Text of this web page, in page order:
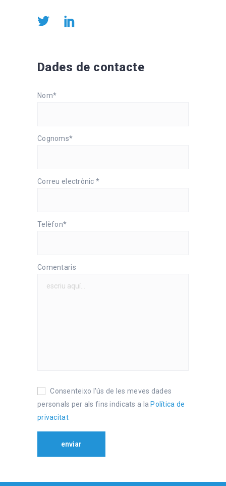
Dades de contacte
Nom*
Cognoms*
Correu electrònic *
Telèfon*
Comentaris
Consenteixo l'ús de les meves dades
personals per als fins indicats a la Política de
privacitat